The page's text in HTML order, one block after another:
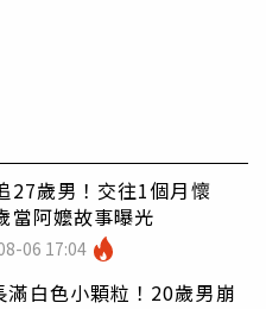
27歲男！交往1個月懷
阿嬤故事曝光
06 17:04
滿白色小顆粒！20歲男崩